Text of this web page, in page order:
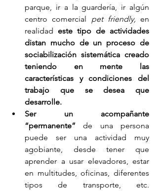
parque, ir a la guardería, ir algún
centro comercial pet friendly, en
realidad este tipo de actividades
distan mucho de un proceso de
sociabilización sistemática creado
teniendo en mente las
características y condiciones del
trabajo que se desea que
desarrolle.
Ser un acompañante
“permanente” de una persona
puede ser una actividad muy
agobiante, desde tener que
aprender a usar elevadores, estar
en multitudes, oficinas, diferentes
tipos de transporte, etc.